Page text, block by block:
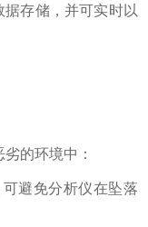
存储，并可实时以
的环境中：
可避免分析仪在坠落